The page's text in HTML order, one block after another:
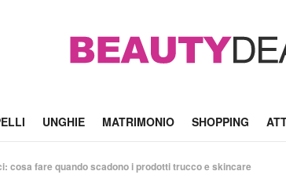
UNGHIE MATRIMONIO SHOPPING
cosa fare quando scadono i prodotti trucco e skincare